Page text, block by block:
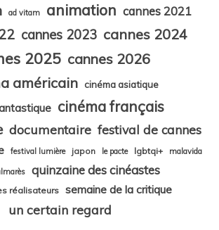
ad vitam animation cannes 2021
cannes 2023 cannes 2024
2025 cannes 2026
américain
cinéma asiatique
cinéma français
documentaire festival de cannes
festival lumière japon le pacte lgbtqi+ malavida
quinzaine des cinéastes
réalisateurs semaine de la critique
un certain regard